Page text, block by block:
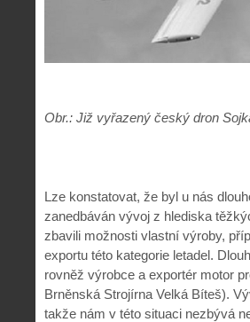
Obr.: Již vyřazený český dron
Lze konstatovat, že byl u nás
zanedbáván vývoj z hlediska
zbavili možnosti vlastní výroby,
exportu této kategorie letadel.
rovněž výrobce a exportér motor
Brněnská Strojírna Velká Bíteš).
takže nám v této situaci nezbývá